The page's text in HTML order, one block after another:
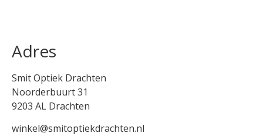
Adres
Smit Optiek Drachten
Noorderbuurt 31
9203 AL Drachten
winkel@smitoptiekdrachten.nl